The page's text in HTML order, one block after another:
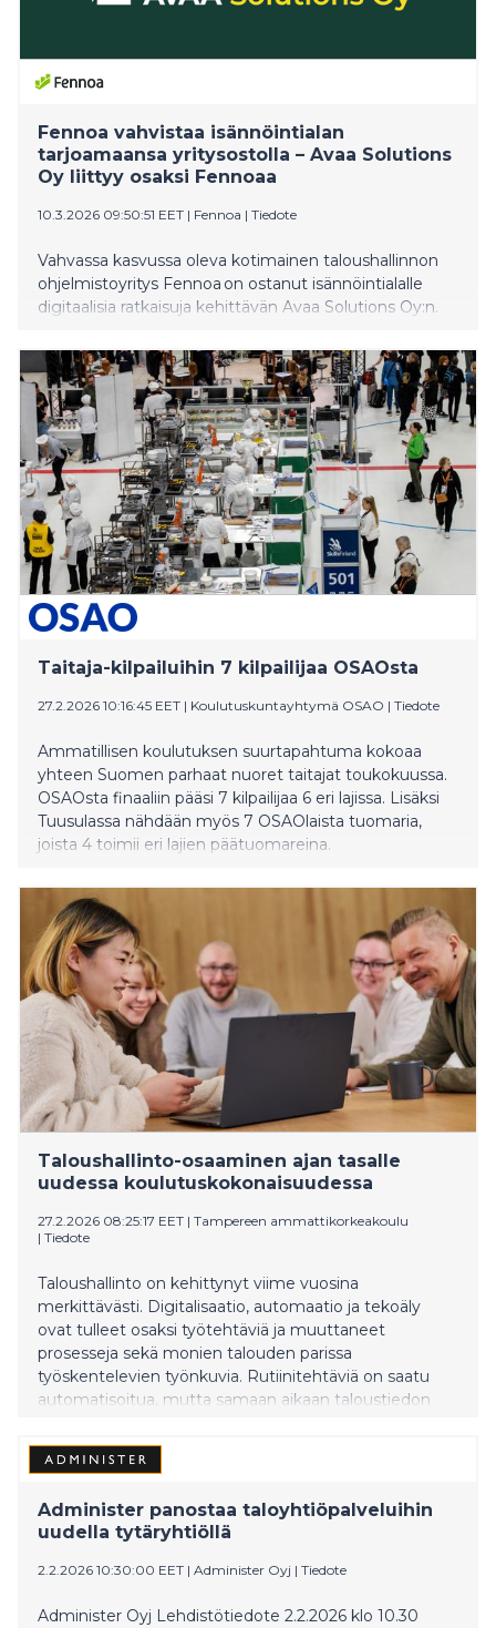
Fennoa vahvistaa isännöintialan
tarjoamaansa yritysostolla – Avaa Solutions
Oy liittyy osaksi Fennoaa
10.3.2026 09:50:51 EET | Fennoa | Tiedote
Vahvassa kasvussa oleva kotimainen taloushallinnon
ohjelmistoyritys Fennoa on ostanut isännöintialalle
digitaalisia ratkaisuja kehittävän Avaa Solutions Oy:n.
Taitaja-kilpailuihin 7 kilpailijaa OSAOsta
27.2.2026 10:16:45 EET | Koulutuskuntayhtymä OSAO | Tiedote
Ammatillisen koulutuksen suurtapahtuma kokoaa
yhteen Suomen parhaat nuoret taitajat toukokuussa.
OSAOsta finaaliin pääsi 7 kilpailijaa 6 eri lajissa. Lisäksi
Tuusulassa nähdään myös 7 OSAOlaista tuomaria,
joista 4 toimii eri lajien päätuomareina.
Taloushallinto-osaaminen ajan tasalle
uudessa koulutuskokonaisuudessa
27.2.2026 08:25:17 EET | Tampereen ammattikorkeakoulu
| Tiedote
Taloushallinto on kehittynyt viime vuosina
merkittävästi. Digitalisaatio, automaatio ja tekoäly
ovat tulleet osaksi työtehtäviä ja muuttaneet
prosesseja sekä monien talouden parissa
työskentelevien työnkuvia. Rutiinitehtäviä on saatu
automatisoitua, mutta samaan aikaan taloustiedon
talousosaajien osaamisvaatimuksia. Tampereen
ammattikorkeakoulussa alkaa elokuussa uusi
osaamistarpeisiin.
Administer panostaa taloyhtiöpalveluihin
uudella tytäryhtiöllä
2.2.2026 10:30:00 EET | Administer Oyj | Tiedote
Administer Oyj Lehdistötiedote 2.2.2026 klo 10.30